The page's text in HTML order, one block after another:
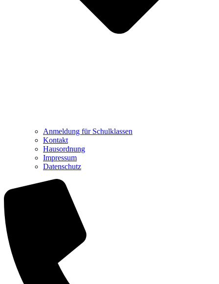
Anmeldung für Schulklassen
Kontakt
Hausordnung
Impressum
Datenschutz